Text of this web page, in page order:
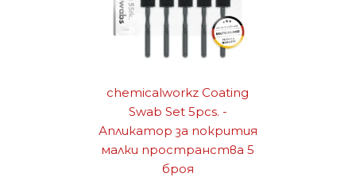
chemicalworkz Coating
Swab Set 5pcs. -
Апликатор за покрития
малки пространства 5
броя